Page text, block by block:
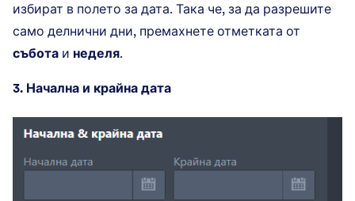
избират в полето за дата. Така че, за да разрешите
само делнични дни, премахнете отметката от
събота и неделя.
3. Начална и крайна дата